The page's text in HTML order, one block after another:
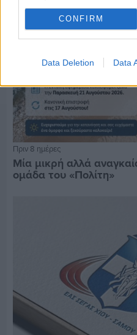
CONFIRM
Data Deletion Data
Πριν 8 ημέρες
Μία μικρή αλλά
ομάδα του «Πολίτη»